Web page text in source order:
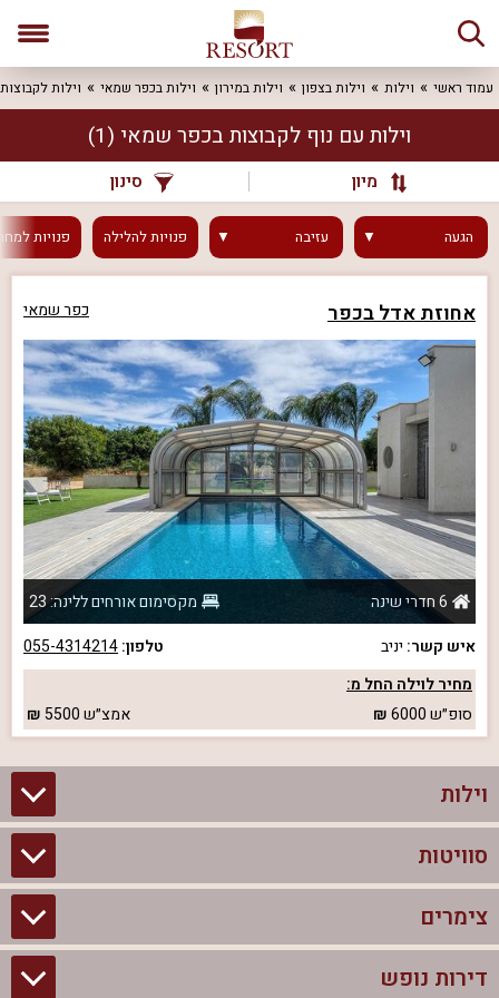
עמוד ראשי וילות וילות בצפון וילות במירון וילות בכפר שמאי וילות לקבוצות
וילות עם נוף לקבוצות בכפר שמאי (1)
מיון סינון
הגעה עזיבה פנויותלהלילה פנויות
אחוזת אדל בכפר כפר שמאי
6 חדרי שינה
מקסימום אורחים ללינה: 23
איש קשר: יניב טלפון:055-4314214
מחיר לוילה החל מ:
סופ״ש6000 אמצ״ש5500
וילות
וילות בצפון
וילות להשכרה
סוויטות
סוויטות בצפון
צימרים לזוגות עם בריכה פרטית
צימרים
צימרים בצפון
דירות נופש